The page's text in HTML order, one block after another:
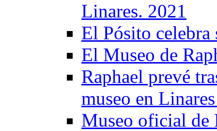
Linares. 2021
El Pósito
El Museo de
Raphael prevé
museo en
Museo oficial de